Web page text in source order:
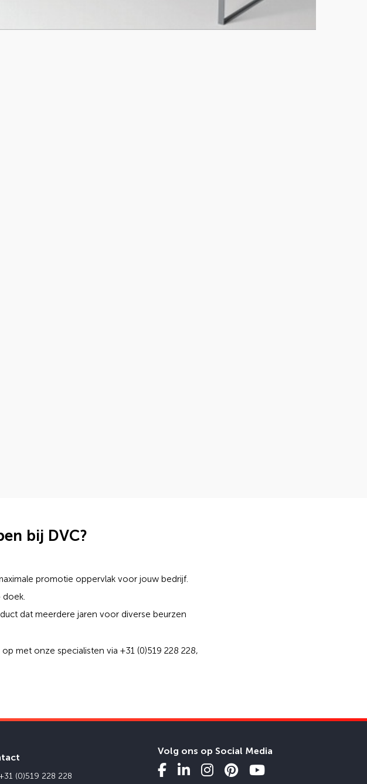
bij DVC?
promotie oppervlak voor jouw bedrijf.
doek.
dat meerdere jaren voor diverse beurzen
met onze specialisten via +31 (0)519 228 228,
(0)519 228 228
Volg ons op Social Media